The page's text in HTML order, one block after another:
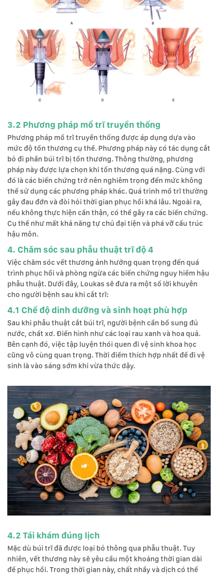
3.2 Phương pháp mổ trĩ truyền thống
Phương pháp mổ trĩ truyền thống được áp dụng dựa vào
mức độ tổn thương cụ thể. Phương pháp này có tác dụng cắt
bỏ đi phần búi trĩ bị tổn thương. Thông thường, phương
pháp này được lựa chọn khi tổn thương quá nặng. Cùng với
đó là các biến chứng trở nên nghiêm trọng đến mức không
thể sử dụng các phương pháp khác. Quá trình mổ trĩ thường
gây đau đớn và đòi hỏi thời gian phục hồi khá lâu. Ngoài ra,
nếu không thực hiện cẩn thận, có thể gây ra các biến chứng.
Cụ thể như mất khả năng tự chủ đại tiện và phá vỡ cấu trúc
hậu môn.
4. Chăm sóc sau phẫu thuật trĩ độ 4
Việc chăm sóc vết thương ảnh hưởng quan trọng đến quá
trình phục hồi và phòng ngừa các biến chứng nguy hiểm hậu
phẫu thuật. Dưới đây, Loukas sẽ đưa ra một số lời khuyên
cho người bệnh sau khi cắt trĩ:
4.1 Chế độ dinh dưỡng và sinh hoạt phù hợp
Sau khi phẫu thuật cắt búi trĩ, người bệnh cần bổ sung đủ
nước, chất xơ. Điển hình như các loại rau xanh và hoa quả.
Bên cạnh đó, việc tập luyện thói quen đi vệ sinh khoa học
cũng vô cùng quan trọng. Thời điểm thích hợp nhất để đi vệ
sinh là vào sáng sớm khi vừa thức dậy.
4.2 Tái khám đúng lịch
Mặc dù búi trĩ đã được loại bỏ thông qua phẫu thuật. Tuy
nhiên, vết thương này sẽ yêu cầu một khoảng thời gian dài
để phục hồi. Trong thời gian này, chất nhầy và dịch có thể